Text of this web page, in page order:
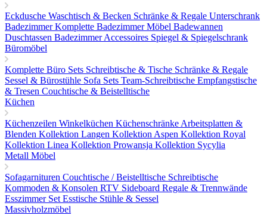
Eckdusche Waschtisch & Becken Schränke & Regale Unterschrank
BadezimmerKomplette Badezimmer Möbel Badewannen
Duschtassen Badezimmer Accessoires Spiegel & Spiegelschrank
Büromöbel
Komplette Büro Sets Schreibtische & Tische Schränke & Regale
Sessel & Bürostühle Sofa Sets Team-Schreibtische Empfangstische
& Tresen Couchtische & Beistelltische
Küchen
Küchenzeilen Winkelküchen Küchenschränke Arbeitsplatten &
Blenden Kollektion Langen Kollektion Aspen Kollektion Royal
Kollektion Linea Kollektion Prowansja Kollektion Sycylia
Metall Möbel
Sofagarnituren Couchtische / Beistelltische Schreibtische
Kommoden & Konsolen RTV Sideboard Regale & Trennwände
Esszimmer Set Esstische Stühle & Sessel
Massivholzmöbel